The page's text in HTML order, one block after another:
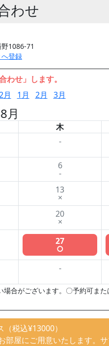
わせ
1086-71
登録
わせ」します。
月 1月 2月 3月
月
木
-
6
-
13
×
20
×
27
○
-
合がございます。〇予約可ま
税込¥13000）
屋にご用意いたします。サ